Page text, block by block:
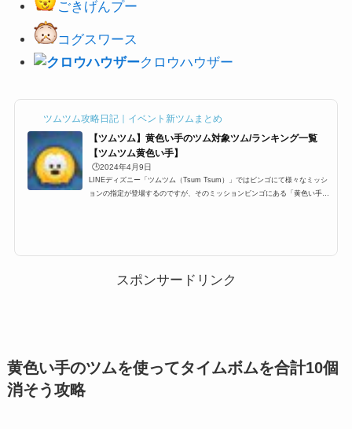
コグスワース
クロウハウザー
【ツムツム黄色い手】
🕒️2024年4月9日
LINEディズニー「ツムツム（Tsum Tsum）」ではビンゴにて様々なミッシ
ョンの指定が登場するのですが、そのミッションビンゴにある「黄色い手の
ツム」一覧です。ここでは、黄色い手のツムの対象ツム一覧とミッション、
スポンサードリンク
黄色い手のツムを使ってタイムボムを合計10個
消そう攻略